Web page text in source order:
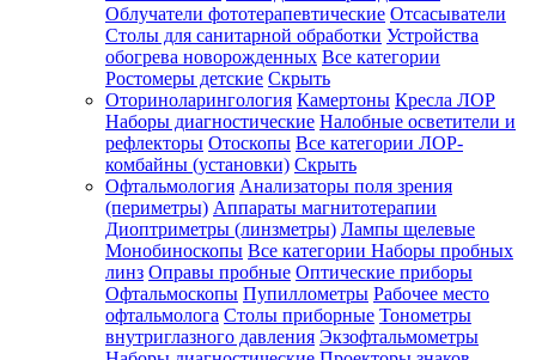
Облучатели фототерапевтические Отсасыватели
Столы для санитарной обработки Устройства
обогрева новорожденных Все категории
Ростомеры детские Скрыть
Оториноларингология Камертоны Кресла ЛОР
Наборы диагностические Налобные осветители и
рефлекторы Отоскопы Все категории ЛОР-
комбайны (установки) Скрыть
Офтальмология Анализаторы поля зрения
(периметры) Аппараты магнитотерапии
Диоптриметры (линзметры) Лампы щелевые
Монобиноскопы Все категории Наборы пробных
линз Оправы пробные Оптические приборы
Офтальмоскопы Пупиллометры Рабочее место
офтальмолога Столы приборные Тонометры
внутриглазного давления Экзофтальмометры